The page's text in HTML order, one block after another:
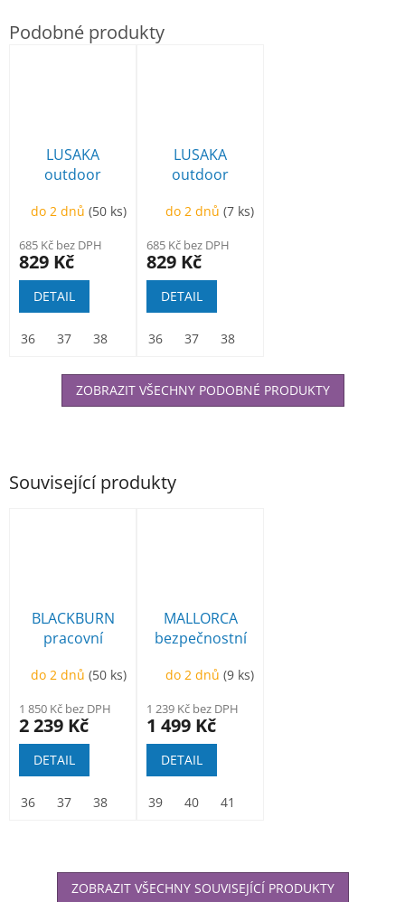
Související produkty
BLACKBURN
pracovní
do 2 dnů(50 ks)
1 850 Kč bez DPH
2 239 Kč
DETAIL
36 37 38
MALLORCA
bezpečnostní
do 2 dnů(9 ks)
1 239 Kč bez DPH
1 499 Kč
DETAIL
39 40 41
ZOBRAZIT VŠECHNY SOUVISEJÍCÍ PRODUKTY
LUSAKA
outdoor
modrá
do 2 dnů(50 ks)
685 Kč bez DPH
829 Kč
DETAIL
36 37 38
LUSAKA
outdoor
černá
do 2 dnů(7 ks)
685 Kč bez DPH
829 Kč
DETAIL
36 37 38
ZOBRAZIT VŠECHNY PODOBNÉ PRODUKTY